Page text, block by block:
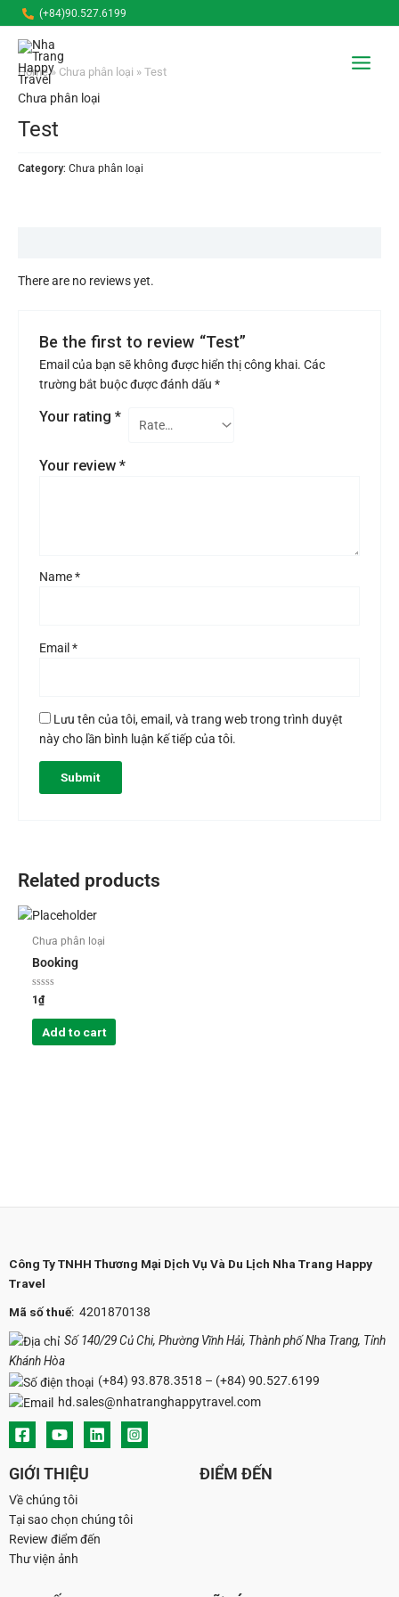
Nhảy
tới
dung
(+84)90.527.6199
Menu
Home» Chưa phân loại » Test
Chưa phân loại
Test
Category: Chưa phân loại
There are no reviews yet.
Be the first to review “Test”
Email của bạn sẽ không được hiển thị công khai. Các
trường bắt buộc được đánh dấu *
Your rating *
Your review *
Name*
Email *
Lưu tên của tôi, email, và trang web trong trình duyệt
này cho lần bình luận kế tiếp của tôi.
Related products
Chưa phân loại
Booking
Rated
0
out
1₫
Add to cart
Công Ty TNHH Thương Mại Dịch Vụ Và Du Lịch Nha Trang Happy
Travel
Mã số thuế: 4201870138
Số 140/29 Củ Chi, Phường Vĩnh Hải, Thành phố Nha Trang, Tỉnh
Khánh Hòa
(+84) 93.878.3518 – (+84) 90.527.6199
hd.sales@nhatranghappytravel.com
GIỚI THIỆU
Về chúng tôi
Tại sao chọn chúng tôi
Review điểm đến
Thư viện ảnh
ĐIỂM ĐẾN